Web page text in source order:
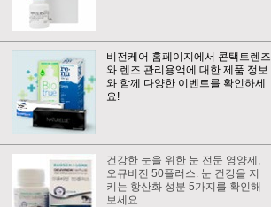
비전케어 홈페이지에서 콘택트렌즈
와 렌즈 관리용액에 대한 제품 정보
와 함께 다양한 이벤트를 확인하세
요!
건강한 눈을 위한 눈 전문 영양제,
오큐비전 50플러스. 눈 건강을 지
키는 항산화 성분 5가지를 확인해
보세요.